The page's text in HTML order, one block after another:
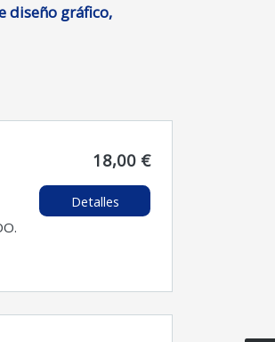
diseño gráfico,
18,00 €
Detalles